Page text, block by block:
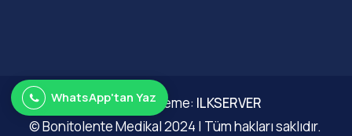
Web Düzenleme: ILKSERVER
© Bonitolente Medikal 2024 | Tüm hakları saklıdır.
WhatsApp'tan Yaz